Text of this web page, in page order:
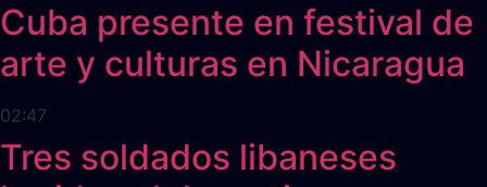
Cuba presente en festival de
arte y culturas en Nicaragua
02:47
Tres soldados libaneses